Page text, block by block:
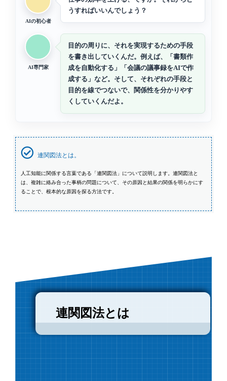
AIの初心者
うすればいいんでしょう？
AI専門家
目的の周りに、それを実現するための手段
を書き出していくんだ。例えば、「書類作
成を自動化する」「会議の議事録をAIで作
成する」など。そして、それぞれの手段と
目的を線でつないで、関係性を分かりやす
くしていくんだよ。
連関図法とは。
人工知能に関係する言葉である「連関図法」について説明します。連関図法と
は、複雑に絡み合った事柄の問題について、その原因と結果の関係を明らかにす
ることで、根本的な原因を探る方法です。
連関図法とは